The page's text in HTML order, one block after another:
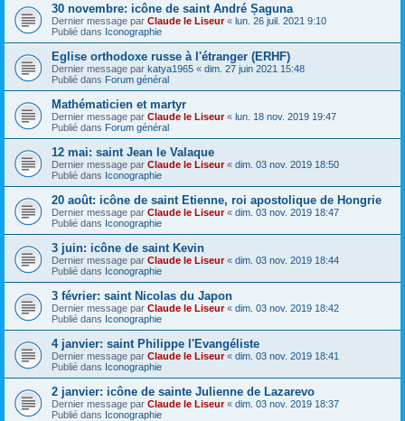
30 novembre: icône de saint André Șaguna
Dernier message par Claude le Liseur« lun. 26 juil. 2021 9:10
Publié dans Iconographie
Eglise orthodoxe russe à l'étranger (ERHF)
Dernier message par katya1965 « dim. 27 juin 2021 15:48
Publié dans Forum général
Mathématicien et martyr
Dernier message par Claude le Liseur« lun. 18 nov. 2019 19:47
Publié dans Forum général
12 mai: saint Jean le Valaque
Dernier message par Claude le Liseur« dim. 03 nov. 2019 18:50
Publié dans Iconographie
20 août: icône de saint Etienne, roi apostolique de Hongrie
Dernier message par Claude le Liseur« dim. 03 nov. 2019 18:47
Publié dans Iconographie
3 juin: icône de saint Kevin
Dernier message par Claude le Liseur« dim. 03 nov. 2019 18:44
Publié dans Iconographie
3 février: saint Nicolas du Japon
Dernier message par Claude le Liseur« dim. 03 nov. 2019 18:42
Publié dans Iconographie
4 janvier: saint Philippe l'Evangéliste
Dernier message par Claude le Liseur« dim. 03 nov. 2019 18:41
Publié dans Iconographie
2 janvier: icône de sainte Julienne de Lazarevo
Dernier message par Claude le Liseur« dim. 03 nov. 2019 18:37
Publié dans Iconographie